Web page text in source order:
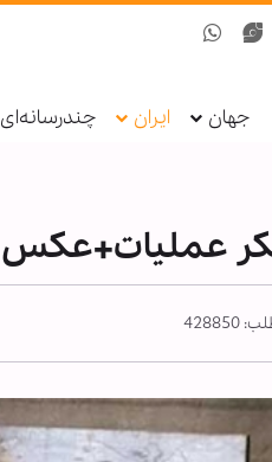
جهان ایران چندرسانه‌ای
فکر عملیات+عکس